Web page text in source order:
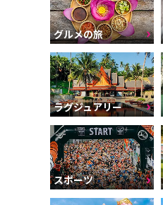
グルメの旅
ラグジュアリー
スポーツ